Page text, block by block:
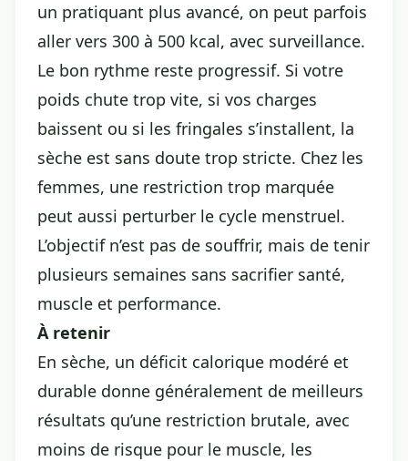
un pratiquant plus avancé, on peut parfois
aller vers 300 à 500 kcal, avec surveillance.
Le bon rythme reste progressif. Si votre
poids chute trop vite, si vos charges
baissent ou si les fringales s’installent, la
sèche est sans doute trop stricte. Chez les
femmes, une restriction trop marquée
peut aussi perturber le cycle menstruel.
L’objectif n’est pas de souffrir, mais de tenir
plusieurs semaines sans sacrifier santé,
muscle et performance.
À retenir
En sèche, un déficit calorique modéré et
durable donne généralement de meilleurs
résultats qu’une restriction brutale, avec
moins de risque pour le muscle, les